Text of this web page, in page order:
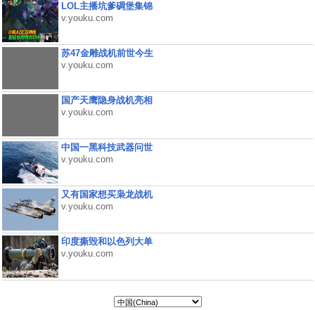
LOL主播坑爹碉堡集锦
v.youku.com
苏47金雕战机前世今生
v.youku.com
国产天鹰隐身战机亮相
v.youku.com
中国一黑科技武器问世
v.youku.com
又有国家想买枭龙战机
v.youku.com
印度撕毁和以色列大单
v.youku.com